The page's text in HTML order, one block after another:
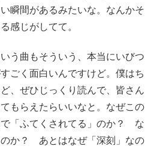
瞬間があるみたいな。なんかそ
感じがしてて。
う曲もそういう、本当にいびつ
ごく面白いんですけど。僕はち
、ぜひじっくり読んで、皆さん
もらえたらいいなと。なぜこの
「ふてくされてる」のか？ な
か？ あとはなぜ「深刻」なの